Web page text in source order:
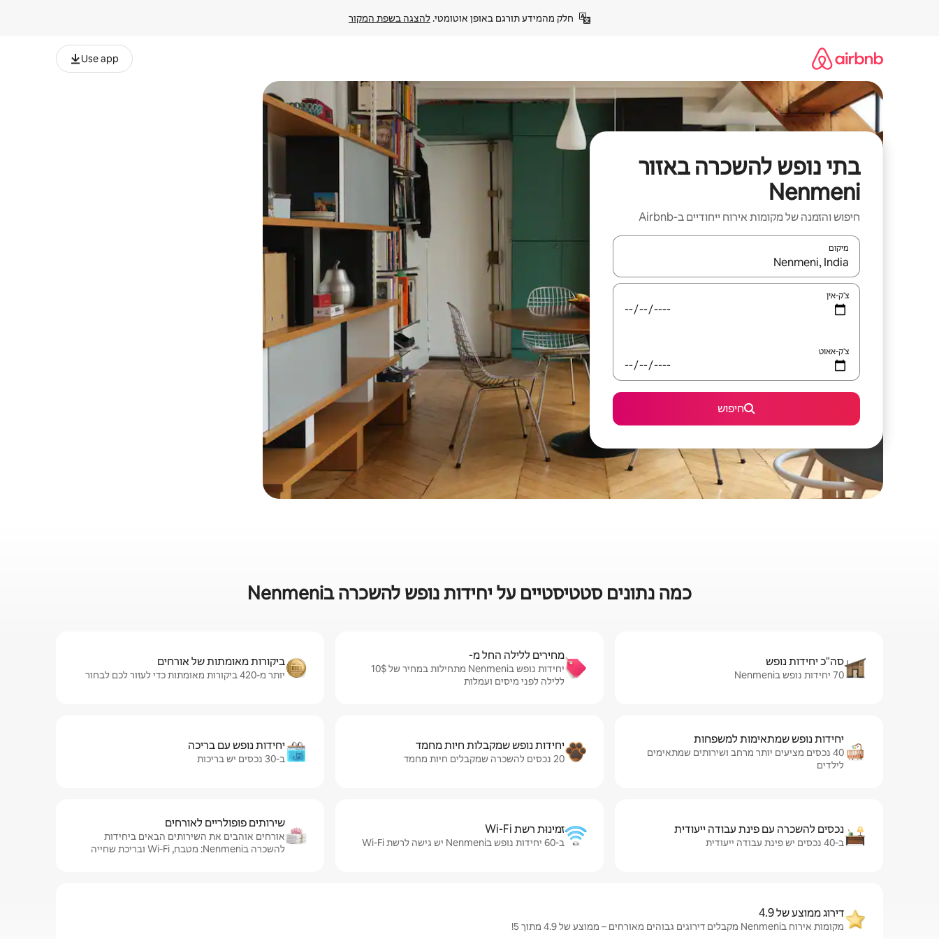
חלק מהמידע תורגם באופן אוטומטי. להצגה בשפת המקור
Use app
בתי נופש להשכרה באזור
Nenmeni
חיפוש והזמנה של מקומות אירוח ייחודיים ב-Airbnb
מיקום
כאשר התוצאות יהיו זמינות, יש לנווט עם מקשי החיצים למעלה ולמטה או לעיין בעזרת תנועות מגע או החלקה.
צ'ק-אין
צ'ק-אאוט
חיפוש
כמה נתונים סטטיסטיים על יחידות נופש להשכרה בNenmeni
סה"כ יחידות נופש
70 יחידות נופש בNenmeni
מחירים ללילה החל מ-
ללילה לפני מיסים ועמלות
ביקורות מאומתות של אורחים
יותר מ-420 ביקורות מאומתות כדי לעזור לכם לבחור
יחידות נופש שמתאימות למשפחות
40 נכסים מציעים יותר מרחב ושירותים שמתאימים
לילדים
יחידות נופש שמקבלות חיות מחמד
20 נכסים להשכרה שמקבלים חיות מחמד
יחידות נופש עם בריכה
ב-30 נכסים יש בריכות
נכסים להשכרה עם פינת עבודה ייעודית
ב-40 נכסים יש פינת עבודה ייעודית
זמינוּת רשת Wi-Fi
ב-60 יחידות נופש בNenmeni יש גישה לרשת Wi-Fi
שירותים פופולריים לאורחים
אורחים אוהבים את השירותים הבאים ביחידות
להשכרה בNenmeni: מטבח, Wi‑Fi ובריכת שחייה
דירוג ממוצע של 4.9
מקומות אירוח בNenmeni מקבלים דירוגים גבוהים מאורחים – ממוצע של 4.9 מתוך 5!